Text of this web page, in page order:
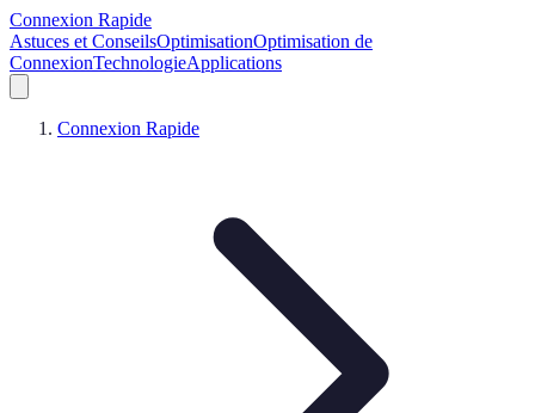
Connexion Rapide
Astuces et ConseilsOptimisationOptimisation de
ConnexionTechnologieApplications
Connexion Rapide